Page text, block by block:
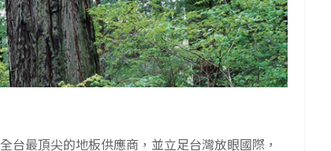
台最頂尖的地板供應商，並立足台灣放眼國際，